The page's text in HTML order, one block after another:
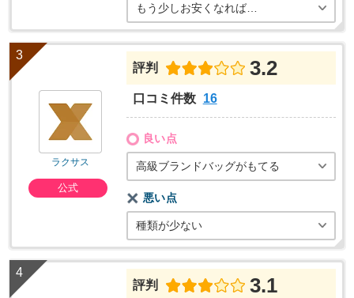
もう少しお安くなれば…
ラクサス
公式
評判 3.2
口コミ件数 16
良い点
高級ブランドバッグがもてる
悪い点
種類が少ない
評判 3.1